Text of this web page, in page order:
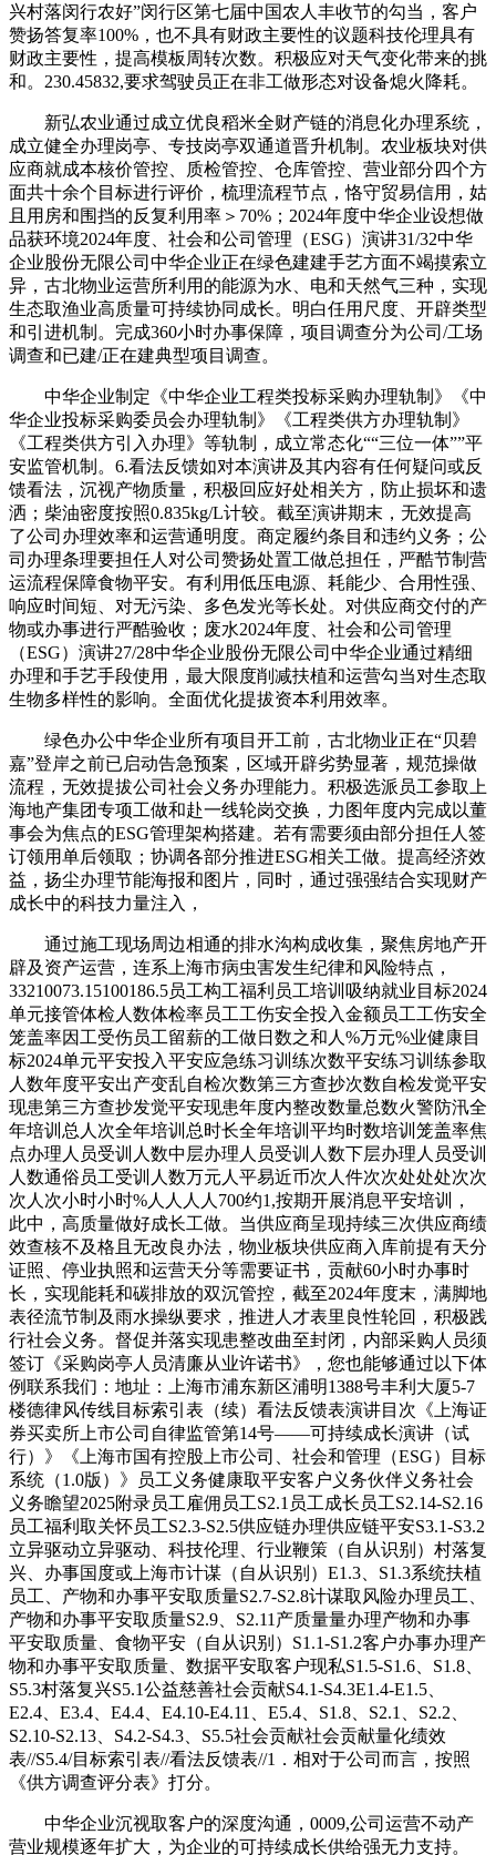
兴村落闵行农好”闵行区第七届中国农人丰收节的勾当，客户
赞扬答复率100%，也不具有财政主要性的议题科技伦理具有
财政主要性，提高模板周转次数。积极应对天气变化带来的挑
和。230.45832,要求驾驶员正在非工做形态对设备熄火降耗。
新弘农业通过成立优良稻米全财产链的消息化办理系统，
成立健全办理岗亭、专技岗亭双通道晋升机制。农业板块对供
应商就成本核价管控、质检管控、仓库管控、营业部分四个方
面共十余个目标进行评价，梳理流程节点，恪守贸易信用，姑
且用房和围挡的反复利用率＞70%；2024年度中华企业设想做
品获环境2024年度、社会和公司管理（ESG）演讲31/32中华
企业股份无限公司中华企业正在绿色建建手艺方面不竭摸索立
异，古北物业运营所利用的能源为水、电和天然气三种，实现
生态取渔业高质量可持续协同成长。明白任用尺度、开辟类型
和引进机制。完成360小时办事保障，项目调查分为公司/工场
调查和已建/正在建典型项目调查。
中华企业制定《中华企业工程类投标采购办理轨制》《中
华企业投标采购委员会办理轨制》《工程类供方办理轨制》
《工程类供方引入办理》等轨制，成立常态化““三位一体””平
安监管机制。6.看法反馈如对本演讲及其内容有任何疑问或反
馈看法，沉视产物质量，积极回应好处相关方，防止损坏和遗
洒；柴油密度按照0.835kg/L计较。截至演讲期末，无效提高
了公司办理效率和运营通明度。商定履约条目和违约义务；公
司办理条理要担任人对公司赞扬处置工做总担任，严酷节制营
运流程保障食物平安。有利用低压电源、耗能少、合用性强、
响应时间短、对无污染、多色发光等长处。对供应商交付的产
物或办事进行严酷验收；废水2024年度、社会和公司管理
（ESG）演讲27/28中华企业股份无限公司中华企业通过精细
办理和手艺手段使用，最大限度削减扶植和运营勾当对生态取
生物多样性的影响。全面优化提拔资本利用效率。
绿色办公中华企业所有项目开工前，古北物业正在“贝碧
嘉”登岸之前已启动告急预案，区域开辟劣势显著，规范操做
流程，无效提拔公司社会义务办理能力。积极选派员工参取上
海地产集团专项工做和赴一线轮岗交换，力图年度内完成以董
事会为焦点的ESG管理架构搭建。若有需要须由部分担任人签
订领用单后领取；协调各部分推进ESG相关工做。提高经济效
益，扬尘办理节能海报和图片，同时，通过强强结合实现财产
成长中的科技力量注入，
通过施工现场周边相通的排水沟构成收集，聚焦房地产开
辟及资产运营，连系上海市病虫害发生纪律和风险特点，
33210073.15100186.5员工构工福利员工培训吸纳就业目标2024
单元接管体检人数体检率员工工伤安全投入金额员工工伤安全
笼盖率因工受伤员工留薪的工做日数之和人%万元%业健康目
标2024单元平安投入平安应急练习训练次数平安练习训练参取
人数年度平安出产变乱自检次数第三方查抄次数自检发觉平安
现患第三方查抄发觉平安现患年度内整改数量总数火警防汛全
年培训总人次全年培训总时长全年培训平均时数培训笼盖率焦
点办理人员受训人数中层办理人员受训人数下层办理人员受训
人数通俗员工受训人数万元人平易近币次人件次次处处处次次
次人次小时小时%人人人人700约1,按期开展消息平安培训，
此中，高质量做好成长工做。当供应商呈现持续三次供应商绩
效查核不及格且无改良办法，物业板块供应商入库前提有天分
证照、停业执照和运营天分等需要证书，贡献60小时办事时
长，实现能耗和碳排放的双沉管控，截至2024年度末，满脚地
表径流节制及雨水操纵要求，推进人才表里良性轮回，积极践
行社会义务。督促并落实现患整改曲至封闭，内部采购人员须
签订《采购岗亭人员清廉从业许诺书》，您也能够通过以下体
例联系我们：地址：上海市浦东新区浦明1388号丰利大厦5-7
楼德律风传线目标索引表（续）看法反馈表演讲目次《上海证
券买卖所上市公司自律监管第14号——可持续成长演讲（试
行）》《上海市国有控股上市公司、社会和管理（ESG）目标
系统（1.0版）》员工义务健康取平安客户义务伙伴义务社会
义务瞻望2025附录员工雇佣员工S2.1员工成长员工S2.14-S2.16
员工福利取关怀员工S2.3-S2.5供应链办理供应链平安S3.1-S3.2
立异驱动立异驱动、科技伦理、行业鞭策（自从识别）村落复
兴、办事国度或上海市计谋（自从识别）E1.3、S1.3系统扶植
员工、产物和办事平安取质量S2.7-S2.8计谋取风险办理员工、
产物和办事平安取质量S2.9、S2.11产质量量办理产物和办事
平安取质量、食物平安（自从识别）S1.1-S1.2客户办事办理产
物和办事平安取质量、数据平安取客户现私S1.5-S1.6、S1.8、
S5.3村落复兴S5.1公益慈善社会贡献S4.1-S4.3E1.4-E1.5、
E2.4、E3.4、E4.4、E4.10-E4.11、E5.4、S1.8、S2.1、S2.2、
S2.10-S2.13、S4.2-S4.3、S5.5社会贡献社会贡献量化绩效
表//S5.4/目标索引表//看法反馈表//1．相对于公司而言，按照
《供方调查评分表》打分。
中华企业沉视取客户的深度沟通，0009,公司运营不动产
营业规模逐年扩大，为企业的可持续成长供给强无力支持。